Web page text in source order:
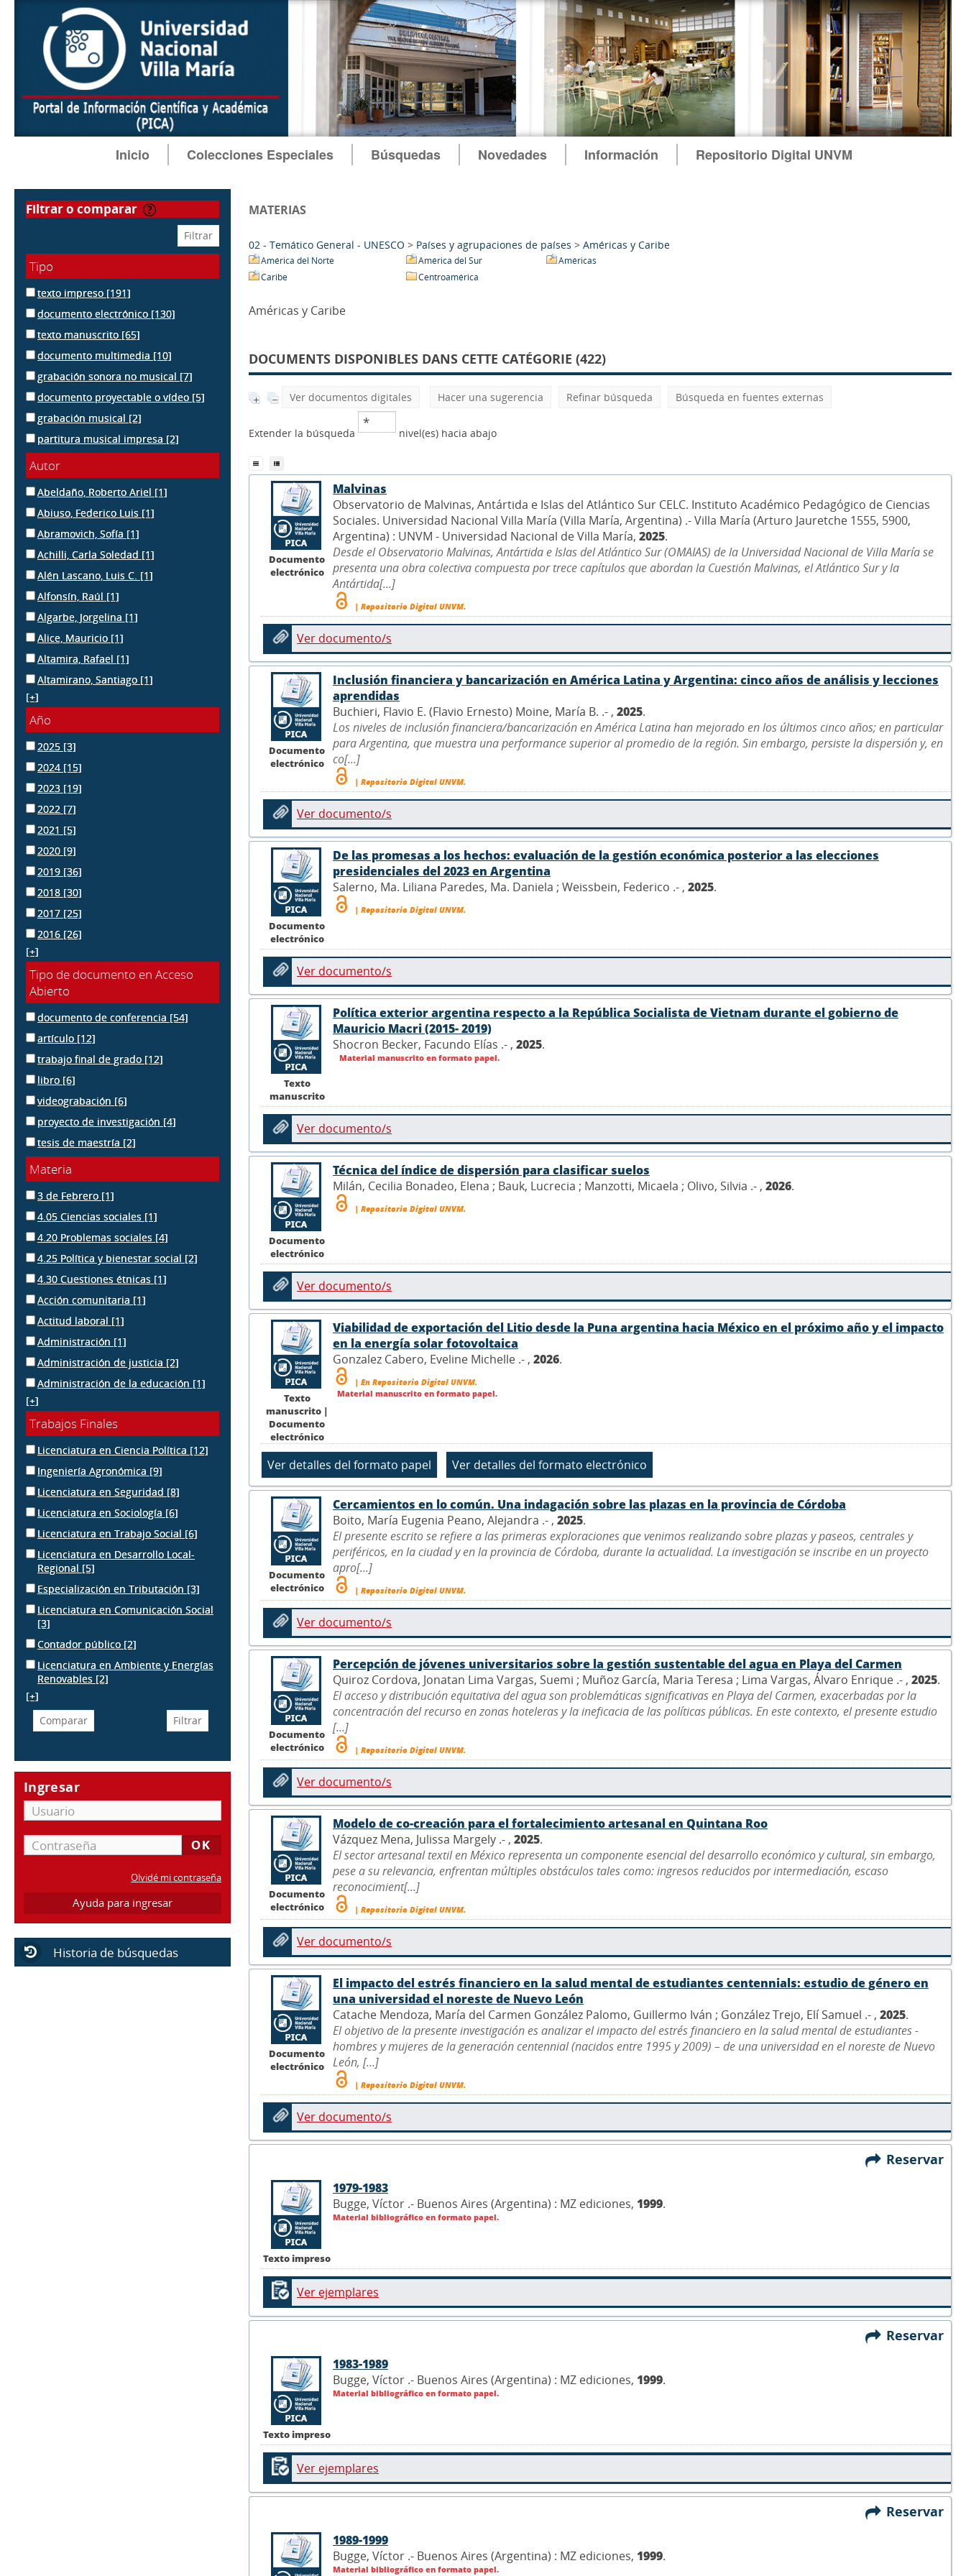
Inicio Colecciones Especiales Búsquedas Novedades Información Repositorio Digital UNVM
filtrar o comparar
Tipo
texto impreso [191]
documento electrónico [130]
texto manuscrito [65]
documento multimedia [10]
grabación sonora no musical [7]
documento proyectable o vídeo [5]
grabación musical [2]
partitura musical impresa [2]
Autor
Abeldaño, Roberto Ariel [1]
Abiuso, Federico Luis [1]
Abramovich, Sofía [1]
Achilli, Carla Soledad [1]
Alén Lascano, Luis C. [1]
Alfonsín, Raúl [1]
Algarbe, Jorgelina [1]
Alice, Mauricio [1]
Altamira, Rafael [1]
Altamirano, Santiago [1]
[+]
Año
2025 [3]
2024 [15]
2023 [19]
2022 [7]
2021 [5]
2020 [9]
2019 [36]
2018 [30]
2017 [25]
2016 [26]
[+]
Tipo de documento en Acceso
Abierto
documento de conferencia [54]
artículo [12]
trabajo final de grado [12]
libro [6]
videograbación [6]
proyecto de investigación [4]
tesis de maestría [2]
Materia
3 de Febrero [1]
4.05 Ciencias sociales [1]
4.20 Problemas sociales [4]
4.25 Política y bienestar social [2]
4.30 Cuestiones étnicas [1]
Acción comunitaria [1]
Actitud laboral [1]
Administración [1]
Administración de justicia [2]
Administración de la educación [1]
[+]
Trabajos Finales
Licenciatura en Ciencia Política [12]
Ingeniería Agronómica [9]
Licenciatura en Seguridad [8]
Licenciatura en Sociología [6]
Licenciatura en Trabajo Social [6]
Licenciatura en Desarrollo Local-
Regional [5]
Especialización en Tributación [3]
Licenciatura en Comunicación Social
[3]
Contador público [2]
Licenciatura en Ambiente y Energías
Renovables [2]
[+]
Ingresar
Olvidé mi contraseña
Ayuda para ingresar
Historia de búsquedas
MATERIAS
02 - Temático General - UNESCO > Países y agrupaciones de países > Américas y Caribe
América del Norte América del Sur
Américas
Caribe
Centroamérica
Américas y Caribe
DOCUMENTS DISPONIBLES DANS CETTE CATÉGORIE (422)
Ver documentos digitales Hacer una sugerencia Refinar búsqueda Búsqueda en fuentes externas
Extender la búsqueda nivel(es) hacia abajo
Documento
electrónico
Malvinas
Observatorio de Malvinas, Antártida e Islas del Atlántico Sur CELC. Instituto Académico Pedagógico de Ciencias
Sociales. Universidad Nacional Villa María (Villa María, Argentina) .- Villa María (Arturo Jauretche 1555, 5900,
Argentina) : UNVM - Universidad Nacional de Villa María, 2025.
Desde el Observatorio Malvinas, Antártida e Islas del Atlántico Sur (OMAIAS) de la Universidad Nacional de Villa María se
presenta una obra colectiva compuesta por trece capítulos que abordan la Cuestión Malvinas, el Atlántico Sur y la
Antártida[...]
| Repositorio Digital UNVM.
Ver documento/s
Documento
electrónico
Inclusión financiera y bancarización en América Latina y Argentina: cinco años de análisis y lecciones
aprendidas
Buchieri, Flavio E. (Flavio Ernesto) Moine, María B. .- , 2025.
Los niveles de inclusión financiera/bancarización en América Latina han mejorado en los últimos cinco años; en particular
para Argentina, que muestra una performance superior al promedio de la región. Sin embargo, persiste la dispersión y, en
co[...]
| Repositorio Digital UNVM.
Ver documento/s
Documento
electrónico
De las promesas a los hechos: evaluación de la gestión económica posterior a las elecciones
presidenciales del 2023 en Argentina
Salerno, Ma. Liliana Paredes, Ma. Daniela ; Weissbein, Federico .- , 2025.
| Repositorio Digital UNVM.
Ver documento/s
Texto
manuscrito
Política exterior argentina respecto a la República Socialista de Vietnam durante el gobierno de
Mauricio Macri (2015- 2019)
Shocron Becker, Facundo Elías .- , 2025.
Material manuscrito en formato papel.
Ver documento/s
Documento
electrónico
Técnica del índice de dispersión para clasificar suelos
Milán, Cecilia Bonadeo, Elena ; Bauk, Lucrecia ; Manzotti, Micaela ; Olivo, Silvia .- , 2026.
| Repositorio Digital UNVM.
Ver documento/s
Texto
manuscrito |
Documento
electrónico
Viabilidad de exportación del Litio desde la Puna argentina hacia México en el próximo año y el impacto
en la energía solar fotovoltaica
Gonzalez Cabero, Eveline Michelle .- , 2026.
| En Repositorio Digital UNVM.
Material manuscrito en formato papel.
Documento
electrónico
Cercamientos en lo común. Una indagación sobre las plazas en la provincia de Córdoba
Boito, María Eugenia Peano, Alejandra .- , 2025.
El presente escrito se refiere a las primeras exploraciones que venimos realizando sobre plazas y paseos, centrales y
periféricos, en la ciudad y en la provincia de Córdoba, durante la actualidad. La investigación se inscribe en un proyecto
apro[...]
| Repositorio Digital UNVM.
Ver documento/s
Documento
electrónico
Percepción de jóvenes universitarios sobre la gestión sustentable del agua en Playa del Carmen
Quiroz Cordova, Jonatan Lima Vargas, Suemi ; Muñoz García, Maria Teresa ; Lima Vargas, Álvaro Enrique .- , 2025.
El acceso y distribución equitativa del agua son problemáticas significativas en Playa del Carmen, exacerbadas por la
concentración del recurso en zonas hoteleras y la ineficacia de las políticas públicas. En este contexto, el presente estudio
[...]
| Repositorio Digital UNVM.
Ver documento/s
Documento
electrónico
Modelo de co-creación para el fortalecimiento artesanal en Quintana Roo
Vázquez Mena, Julissa Margely .- , 2025.
El sector artesanal textil en México representa un componente esencial del desarrollo económico y cultural, sin embargo,
pese a su relevancia, enfrentan múltiples obstáculos tales como: ingresos reducidos por intermediación, escaso
reconocimient[...]
| Repositorio Digital UNVM.
Ver documento/s
Documento
electrónico
El impacto del estrés financiero en la salud mental de estudiantes centennials: estudio de género en
una universidad el noreste de Nuevo León
Catache Mendoza, María del Carmen González Palomo, Guillermo Iván ; González Trejo, Elí Samuel .- , 2025.
El objetivo de la presente investigación es analizar el impacto del estrés financiero en la salud mental de estudiantes -
hombres y mujeres de la generación centennial (nacidos entre 1995 y 2009) – de una universidad en el noreste de Nuevo
León, [...]
| Repositorio Digital UNVM.
Ver documento/s
Reservar
Texto impreso
1979-1983
Bugge, Víctor .- Buenos Aires (Argentina) : MZ ediciones, 1999.
Material bibliográfico en formato papel.
Ver ejemplares
Reservar
Texto impreso
1983-1989
Bugge, Víctor .- Buenos Aires (Argentina) : MZ ediciones, 1999.
Material bibliográfico en formato papel.
Ver ejemplares
Reservar
1989-1999
Bugge, Víctor .- Buenos Aires (Argentina) : MZ ediciones, 1999.
Material bibliográfico en formato papel.